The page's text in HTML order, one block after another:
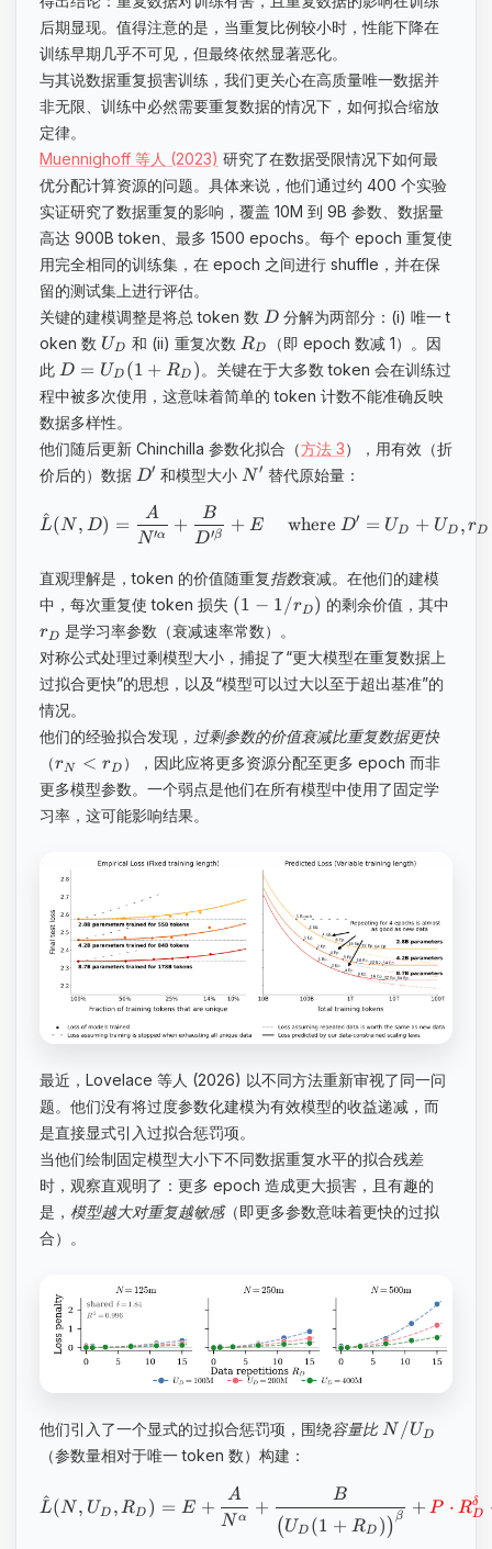
后期显现。值得注意的是，当重复比例较小时，性能下降在
训练早期几乎不可见，但最终依然显著恶化。
与其说数据重复损害训练，我们更关心在高质量唯一数据并
非无限、训练中必然需要重复数据的情况下，如何拟合缩放
定律。
Muennighoff 等人 (2023) 研究了在数据受限情况下如何最
优分配计算资源的问题。具体来说，他们通过约 400 个实验
实证研究了数据重复的影响，覆盖 10M 到 9B 参数、数据量
高达 900B token、最多 1500 epochs。每个 epoch 重复使
用完全相同的训练集，在 epoch 之间进行 shuffle，并在保
留的测试集上进行评估。
关键的建模调整是将总 token 数 D 分解为两部分：(i) 唯一 t
oken 数 UD 和 (ii) 重复次数 RD
（即 epoch 数减 1）。因
此 D = UD (1 + RD ) 。关键在于大多数 token 会在训练过
程中被多次使用，这意味着简单的 token 计数不能准确反映
数据多样性。
他们随后更新 Chinchilla 参数化拟合（方法 3），用有效（折
价后的）数据 D′ 和模型大小 N ′ 替代原始量：
L
^(N , D) =
N′α
A
+
D′β
B
+ E where D′ = UD + UD , rD
直观理解是，token 的价值随重复指数衰减。在他们的建模
中，每次重复使 token 损失 (1 − 1/rD ) 的剩余价值，其中
rD 是学习率参数（衰减速率常数）。
对称公式处理过剩模型大小，捕捉了“更大模型在重复数据上
过拟合更快”的思想，以及“模型可以过大以至于超出基准”的
情况。
他们的经验拟合发现， 过剩参数的价值衰减比重复数据更快
（rN < rD ），因此应将更多资源分配至更多 epoch 而非
更多模型参数。一个弱点是他们在所有模型中使用了固定学
习率，这可能影响结果。
最近，Lovelace 等人 (2026) 以不同方法重新审视了同一问
题。他们没有将过度参数化建模为有效模型的收益递减，而
是直接显式引入过拟合惩罚项。
当他们绘制固定模型大小下不同数据重复水平的拟合残差
时，观察直观明了：更多 epoch 造成更大损害，且有趣的
是， 模型越大对重复越敏感（即更多参数意味着更快的过拟
合）。
他们引入了一个显式的过拟合惩罚项，围绕容量比 N /UD
（参数量相对于唯一 token 数）构建：
L
^(N , UD , RD ) = E +
Nα
A
+
(UD (1 + RD ) )β
B
+ P ⋅ RD
δ